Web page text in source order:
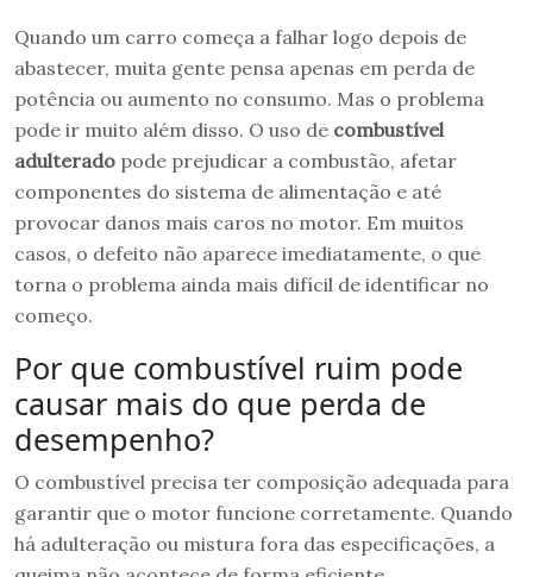
Quando um carro começa a falhar logo depois de
abastecer, muita gente pensa apenas em perda de
potência ou aumento no consumo. Mas o problema
pode ir muito além disso. O uso de combustível
adulterado pode prejudicar a combustão, afetar
componentes do sistema de alimentação e até
provocar danos mais caros no motor. Em muitos
casos, o defeito não aparece imediatamente, o que
torna o problema ainda mais difícil de identificar no
começo.
Por que combustível ruim pode
causar mais do que perda de
desempenho?
O combustível precisa ter composição adequada para
garantir que o motor funcione corretamente. Quando
há adulteração ou mistura fora das especificações, a